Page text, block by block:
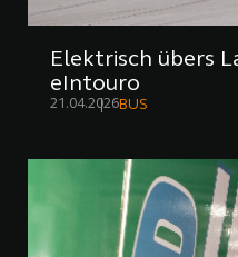
Elektrisch übers
eIntouro
21.04.2026BUS